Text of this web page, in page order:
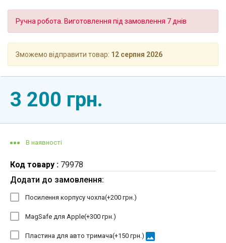
Ручна робота. Виготовлення під замовлення 7 днів
Зможемо відправити товар: 12 серпня 2026
3 200 грн.
В наявності
Код товару : 79978
Додати до замовлення:
Посилення корпусу чохла(+200 грн.)
MagSafe для Apple(+300 грн.)
Пластина для авто тримача(+150 грн.) image